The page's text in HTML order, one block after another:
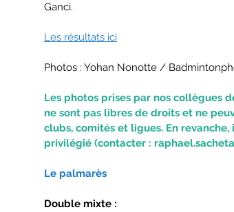
Ganci.
Les résultats ici
Photos : Yohan Nonotte /
Les photos prises par nos collègues
ne sont pas libres de droits et ne
clubs, comités et ligues. En
privilégié (contacter :
Le palmarès
Double mixte :